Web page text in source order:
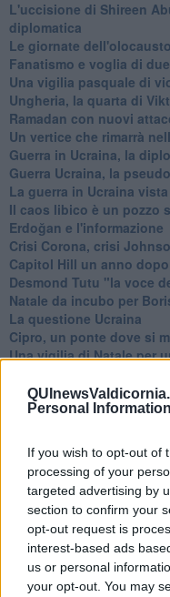
Personal Information
If you wish to opt-out of
processing of your
targeted advertising by
section to confirm your
opt-out request is
interest-based ads
us or personal
your opt-out. You may
L'uccisione di Shireen
diplomatica
Le giornate dell'olocausto
Fanatismo e voglia di
Una vigilia pasquale di
Ungheria, la quarta di
Ramadan con nuovi
Un vertice che rimarrà
Guerra in Ucraina, la
Guerra Ucraina, la
La guerra in Ucraina
​Il caos libico è un pozzo
Erdoğan e l'informazione
Crisi Corona, crisi
Capitol Hill un anno dopo
Desmond Tutu "la voce
Natale da incubo per
La questione Ucraina
Cipro, un ponte dove si
Una vigilia di Natale per
Erdogan continua a
Libano, collasso
L'AUKUS e il Quad
Biden, primo presidente
Papa Bergoglio vedrà
Bennet, un giorno in
Il ritorno dei talebani
​La lenta agonia del
Sudafrica, è allarme
Usa di nuovo al centro
L’appuntamento di